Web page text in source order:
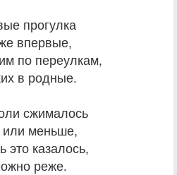
прогулка
впервые,
по переулкам,
в родные.
сжималось
или меньше,
казалось,
реже.